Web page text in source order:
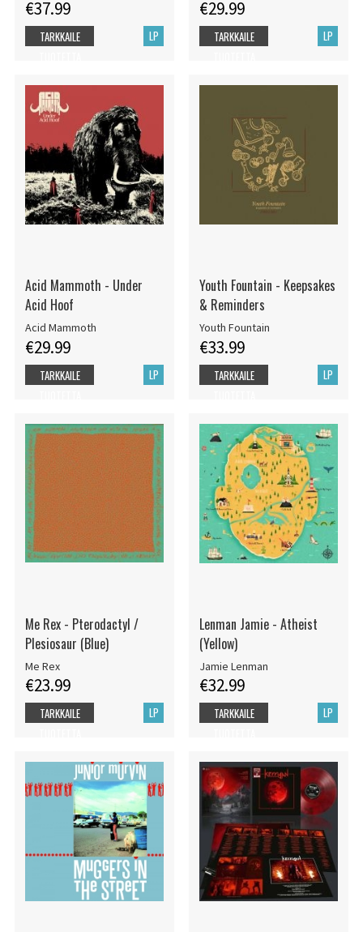
€37.99
LP
TARKKAILE
€29.99
LP
TARKKAILE
Acid Mammoth - Under
Acid Hoof
Acid Mammoth
€29.99
LP
TARKKAILE
Youth Fountain - Keepsakes
& Reminders
Youth Fountain
€33.99
LP
TARKKAILE
Me Rex - Pterodactyl /
Plesiosaur (Blue)
Me Rex
€23.99
LP
TARKKAILE
Lenman Jamie - Atheist
(Yellow)
Jamie Lenman
€32.99
LP
TARKKAILE